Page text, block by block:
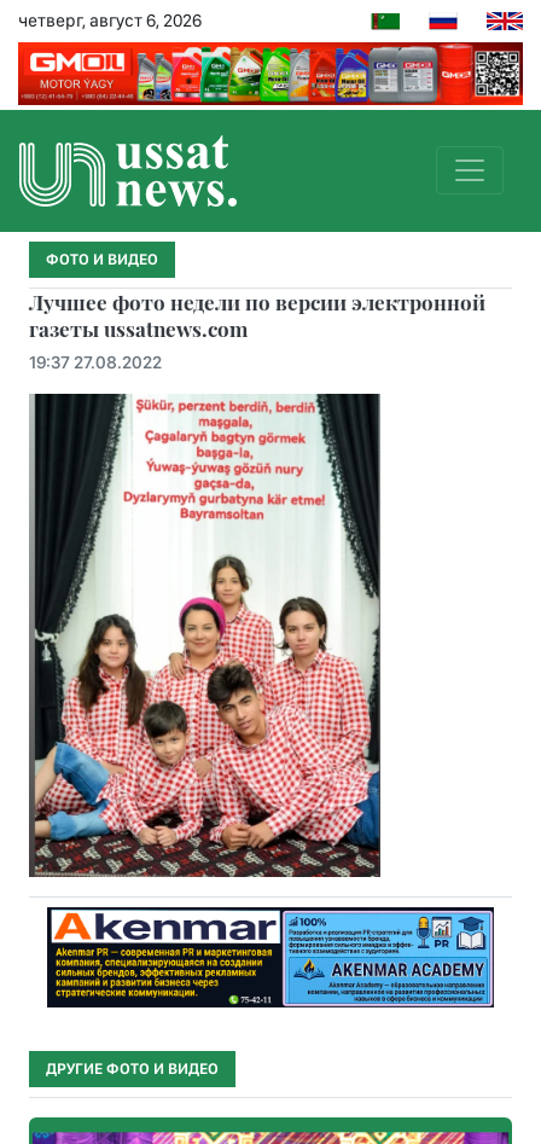
четверг, август 6, 2026
ФОТО И ВИДЕО
Лучшее фото недели по версии электронной
газеты ussatnews.com
19:37 27.08.2022
ДРУГИЕ ФОТО И ВИДЕО